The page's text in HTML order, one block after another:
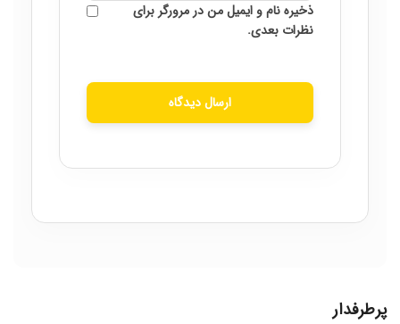
ذخیره نام و ایمیل من در مرورگر برای
نظرات بعدی.
ارسال دیدگاه
پرطرفدار